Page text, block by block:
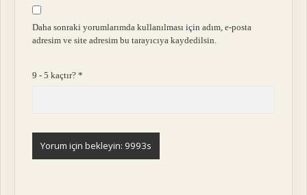
Daha sonraki yorumlarımda kullanılması için adım, e-posta
adresim ve site adresim bu tarayıcıya kaydedilsin.
9 - 5 kaçtır?*